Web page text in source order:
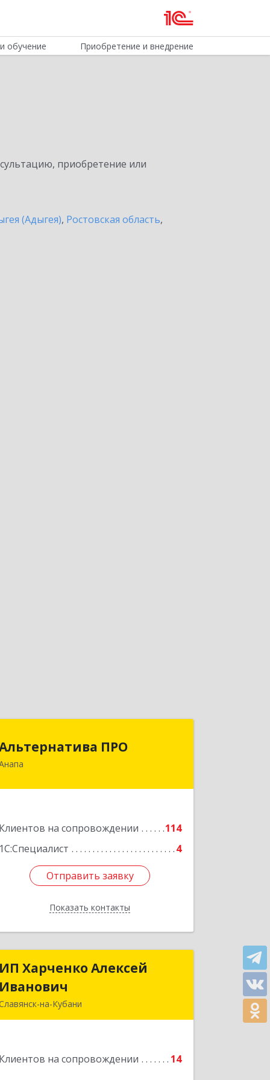
обучение Приобретение и внедрение
приобретение или
(Адыгея), Ростовская область,
ПРО
Клиентов на сопровождении
114
1С:Специалист
4
Отправить заявку
Показать контакты
Подробнее
Отправить заявку
Назад
ИП Харченко Алексей
Иванович
на-Кубани
Клиентов на сопровождении 14
ИП Харченко Алексей
Подробнее